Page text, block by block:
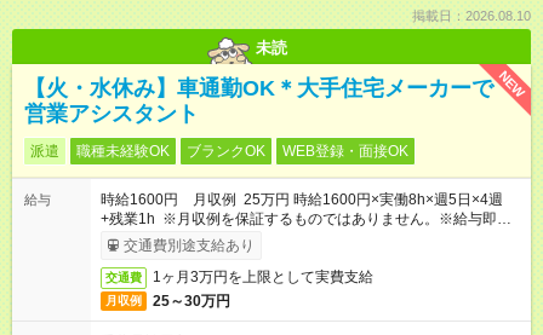
掲載日：2026.08.10
未読
NEW
【火・水休み】車通勤OK＊大手住宅メーカーで
営業アシスタント
派遣 職種未経験OK ブランクOK WEB登録・面接OK
給与
時給1600円 月収例 25万円 時給1600円×実働8h×週5日×4週
+残業1h ※月収例を保証するものではありません。※給与即受取
りサービス利用可（利用条件有）
交通費別途支給あり
交通費 1ヶ月3万円を上限として実費支給
月収例 25～30万円